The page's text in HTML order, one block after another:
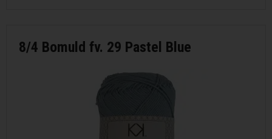
8/4 Bomuld fv. 29 Pastel Blue